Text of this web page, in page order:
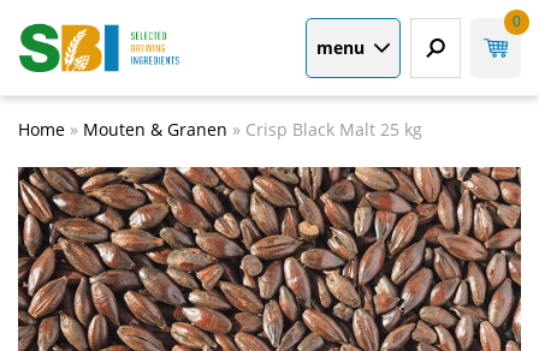
menu
0
Home » Mouten & Granen » Crisp Black Malt 25 kg